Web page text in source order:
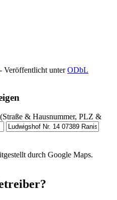
- Veröffentlicht unterODbL
& Hausnummer, PLZ &
durch Google Maps.